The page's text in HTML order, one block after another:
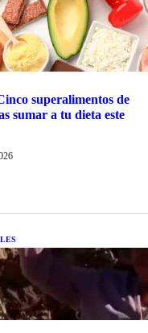
superalimentos de
sumar a tu dieta este
asegura haber peleado
cuerpo a